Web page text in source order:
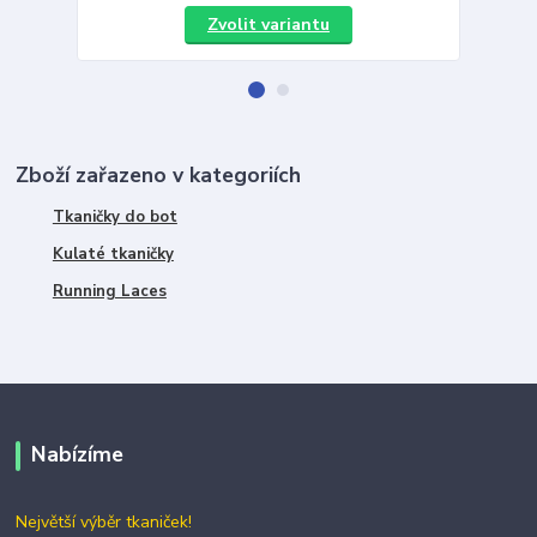
Zvolit variantu
Zboží zařazeno v kategoriích
Tkaničky do bot
Kulaté tkaničky
Running Laces
Nabízíme
Největší výběr tkaniček!